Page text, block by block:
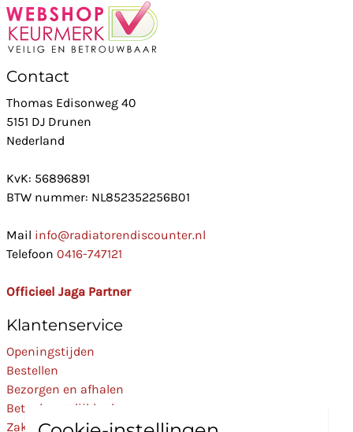
Contact
Thomas Edisonweg 40
5151 DJ Drunen
Nederland
KvK: 56896891
BTW nummer: NL852352256B01
Mail info@radiatorendiscounter.nl
Telefoon 0416-747121
Officieel Jaga Partner
Klantenservice
Openingstijden
Bestellen
Bezorgen en afhalen
Betaalmogelijkheden
Zakelijk